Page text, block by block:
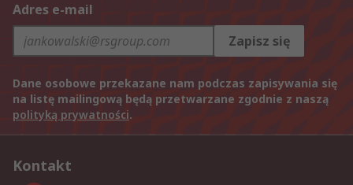
Adres e-mail
Zapisz się
Dane osobowe przekazane nam podczas zapisywania się
na listę mailingową będą przetwarzane zgodnie z naszą
polityką prywatności.
Kontakt